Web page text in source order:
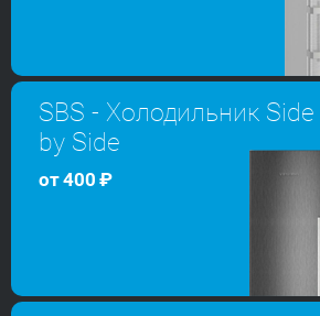
SBS - Холодильник Side
by Side
от400 ₽